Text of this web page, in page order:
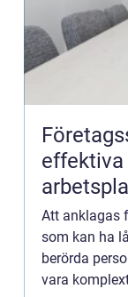
effektiva
Att anklagas
som kan ha
berörda
vara